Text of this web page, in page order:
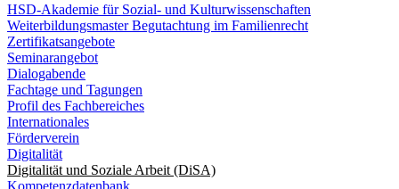
HSD-Akademie für Sozial- und Kulturwissenschaften
Weiterbildungsmaster Begutachtung im Familienrecht
Zertifikatsangebote
Seminarangebot
Dialogabende
Fachtage und Tagungen
Profil des Fachbereiches
Internationales
Förderverein
Digitalität
Digitalität und Soziale Arbeit (DiSA)
Kompetenzdatenbank